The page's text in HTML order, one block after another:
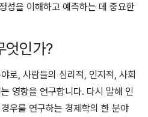
성을 이해하고 예측하는 데 중요한
엇인가?
로, 사람들의 심리적, 인지적, 사회
영향을 연구합니다. 다시 말해 인
우를 연구하는 경제학의 한 분야